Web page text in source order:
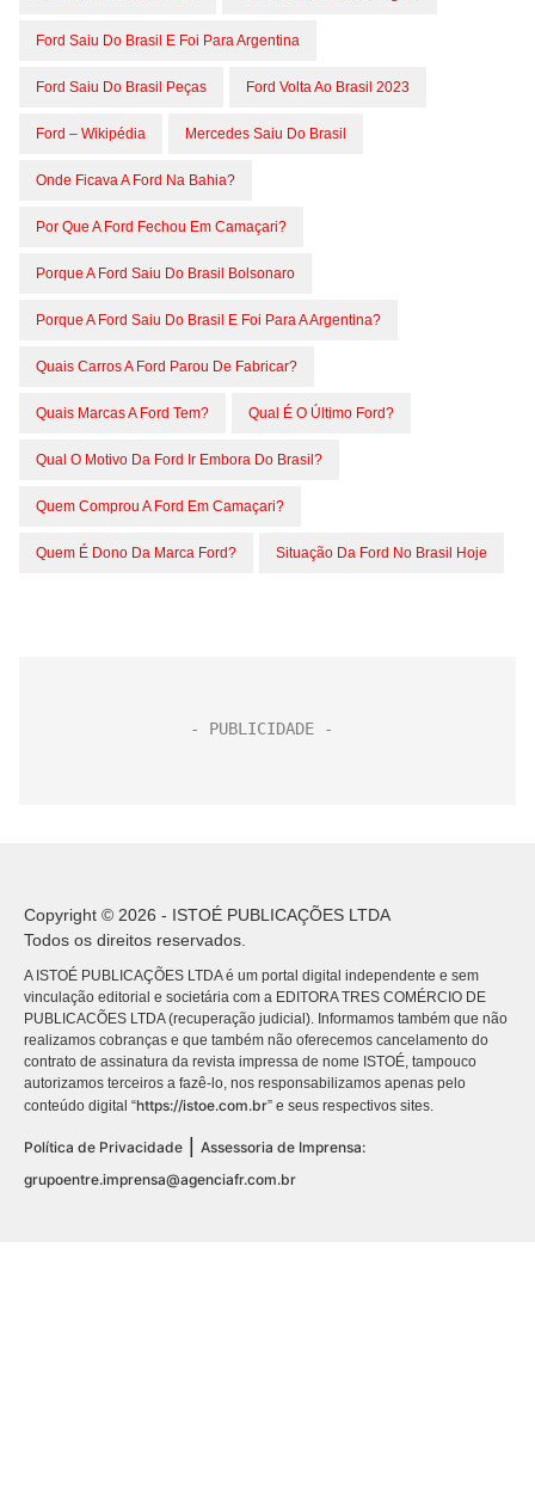
Ford Saiu Do Brasil E Foi Para Argentina
Ford Saiu Do Brasil Peças Ford Volta Ao Brasil 2023
Ford – Wikipédia Mercedes Saiu Do Brasil
Onde Ficava A Ford Na Bahia?
Por Que A Ford Fechou Em Camaçari?
Porque A Ford Saiu Do Brasil Bolsonaro
Porque A Ford Saiu Do Brasil E Foi Para A Argentina?
Quais Carros A Ford Parou De Fabricar?
Quais Marcas A Ford Tem? Qual É O Último Ford?
Qual O Motivo Da Ford Ir Embora Do Brasil?
Quem Comprou A Ford Em Camaçari?
Quem É Dono Da Marca Ford? Situação Da Ford No Brasil Hoje
Copyright © 2026 - ISTOÉ PUBLICAÇÕES LTDA
Todos os direitos reservados.
A ISTOÉ PUBLICAÇÕES LTDA é um portal digital independente e sem
vinculação editorial e societária com a EDITORA TRES COMÉRCIO DE
PUBLICACÕES LTDA (recuperação judicial). Informamos também que não
realizamos cobranças e que também não oferecemos cancelamento do
contrato de assinatura da revista impressa de nome ISTOÉ, tampouco
autorizamos terceiros a fazê-lo, nos responsabilizamos apenas pelo
conteúdo digital “https://istoe.com.br” e seus respectivos sites.
Política de Privacidade
Assessoria de Imprensa:
grupoentre.imprensa@agenciafr.com.br